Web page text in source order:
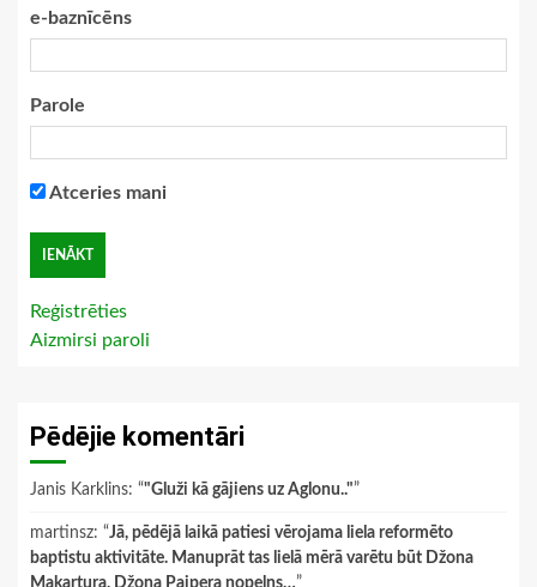
e-baznīcēns
Parole
Atceries mani
Reģistrēties
Aizmirsi paroli
Pēdējie komentāri
Janis Karklins: “"Gluži kā gājiens uz Aglonu.."”
martinsz: “Jā, pēdējā laikā patiesi vērojama liela reformēto
baptistu aktivitāte. Manuprāt tas lielā mērā varētu būt Džona
Makartura, Džona Paipera nopelns…”